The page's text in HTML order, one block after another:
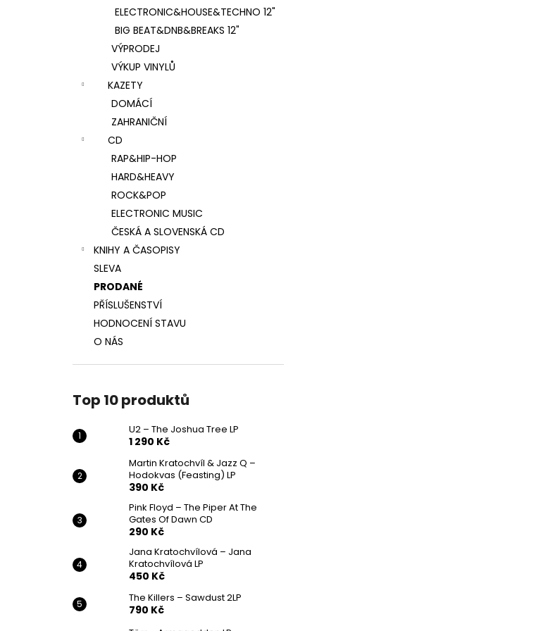
ELECTRONIC&HOUSE&TECHNO 12"
BIG BEAT&DNB&BREAKS 12"
VÝPRODEJ
VÝKUP VINYLŮ
KAZETY
DOMÁCÍ
ZAHRANIČNÍ
CD
RAP&HIP-HOP
HARD&HEAVY
ROCK&POP
ELECTRONIC MUSIC
ČESKÁ A SLOVENSKÁ CD
KNIHY A ČASOPISY
SLEVA
PRODANÉ
PŘÍSLUŠENSTVÍ
HODNOCENÍ STAVU
O NÁS
Top 10 produktů
U2 – The Joshua Tree LP
1 290 Kč
Martin Kratochvíl & Jazz Q ‎–
Hodokvas (Feasting) LP
390 Kč
Pink Floyd – The Piper At The
Gates Of Dawn CD
290 Kč
Jana Kratochvílová – Jana
Kratochvílová LP
450 Kč
The Killers – Sawdust 2LP
790 Kč